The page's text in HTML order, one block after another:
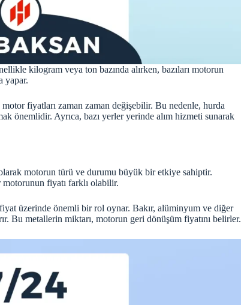
kilogram veya ton bazında alırken, bazıları motorun
yapar.
fiyatları zaman zaman değişebilir. Bu nedenle, hurda
önemlidir. Ayrıca, bazı yerler yerinde alım hizmeti sunarak
motorun türü ve durumu büyük bir etkiye sahiptir.
fiyatı farklı olabilir.
üzerinde önemli bir rol oynar. Bakır, alüminyum ve diğer
Bu metallerin miktarı, motorun geri dönüşüm fiyatını belirler.